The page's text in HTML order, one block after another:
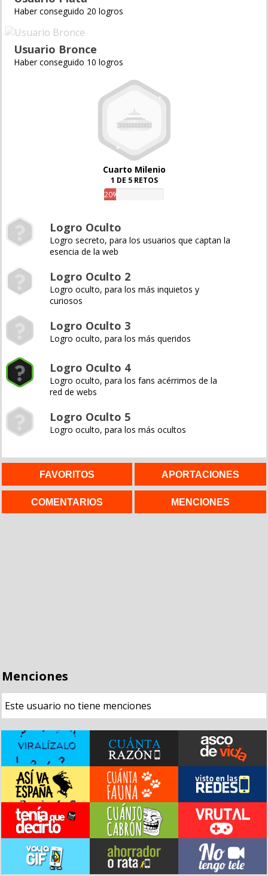
Haber conseguido 20 logros
Usuario Bronce
Haber conseguido 10 logros
Cuarto Milenio
1 DE 5 RETOS
20%
Logro Oculto
Logro secreto, para los usuarios que captan la
esencia de la web
Logro Oculto 2
Logro oculto, para los más inquietos y
curiosos
Logro Oculto 3
Logro oculto, para los más queridos
Logro Oculto 4
Logro oculto, para los fans acérrimos de la
red de webs
Logro Oculto 5
Logro oculto, para los más ocultos
FAVORITOS APORTACIONES
COMENTARIOS MENCIONES
Menciones
Este usuario no tiene menciones